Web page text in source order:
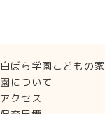
白ばら学園こどもの家
園について
アクセス